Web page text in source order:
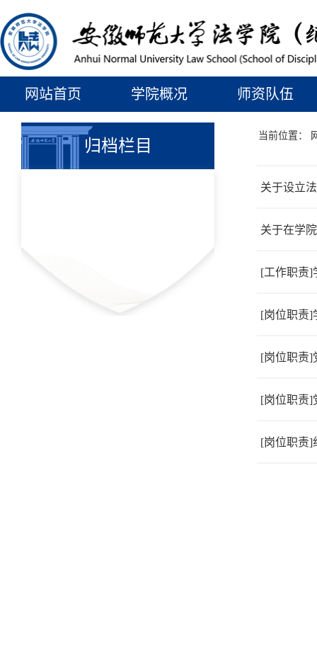
网站首页 学院概况 师资队伍
归档栏目
当前位置：
关于设立
关于在学
[工作职责]
[岗位职责]
[岗位职责]
[岗位职责]
[岗位职责]